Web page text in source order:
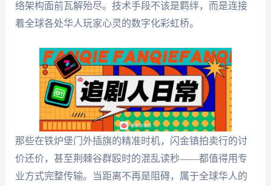
络架构面前瓦解殆尽。技术手段不该是羁绊，而是连接
着全球各处华人玩家心灵的数字化彩虹桥。
那些在铁炉堡门外插旗的精准时机，闪金镇拍卖行的讨
价还价，甚至荆棘谷群殴时的混乱读秒——都值得用专
业方式完整传输。当距离不再是阻碍，属于全球华人的